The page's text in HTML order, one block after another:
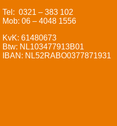
Tel: 0321 – 383 102
Mob: 06 – 4048 1556
KvK: 61480673
Btw: NL103477913B01
IBAN: NL52RABO0377871931